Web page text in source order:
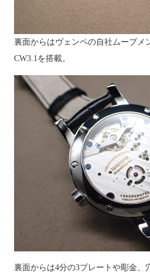
裏面からはヴェンペの自社ムーブメ
CW3.1を搭載。
裏面からは4分の3プレートや彫金、